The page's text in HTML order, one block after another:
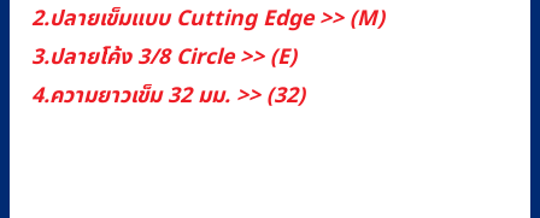
2.ปลายเข็มแบบ Cutting Edge >> (M)
3.ปลายโค้ง 3/8 Circle >> (E)
4.ความยาวเข็ม 32 มม. >> (32)